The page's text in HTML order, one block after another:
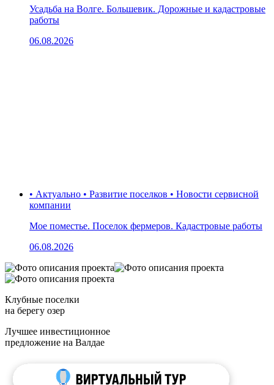
Усадьба на Волге. Большевик. Дорожные и кадастровые
работы
06.08.2026
• Актуально • Развитие поселков • Новости сервисной
компании
Мое поместье. Поселок фермеров. Кадастровые работы
06.08.2026
Клубные поселки
на берегу озер
Лучшее инвестиционное
предложение на Валдае